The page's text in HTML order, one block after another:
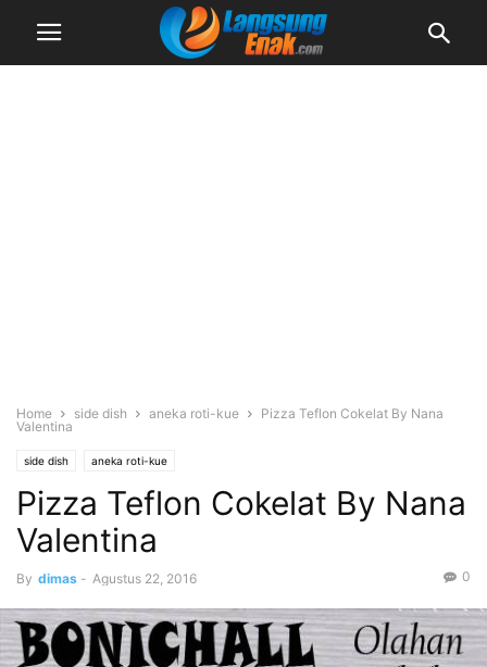
Home side dish aneka roti-kue
Pizza Teflon Cokelat By Nana
Valentina
side dish aneka roti-kue
Pizza Teflon Cokelat By Nana
Valentina
By dimas - Agustus 22, 2016 0